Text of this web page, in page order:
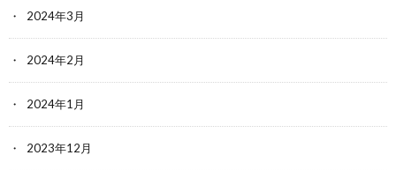
2024年3月
2024年2月
2024年1月
2023年12月